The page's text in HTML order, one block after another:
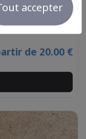
de 20.00 €
accepter